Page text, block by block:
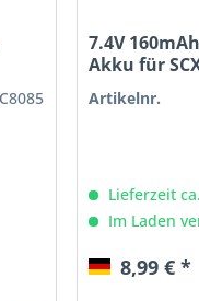
7.4V
Akku für
Artikelnr.
Lieferzeit
Im Laden
8,99 € *